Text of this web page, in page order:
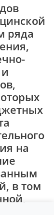
ряда
на
в том